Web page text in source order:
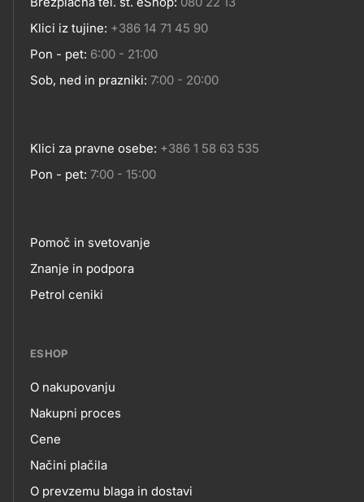
Kontakt
Klici iz tujine: +386 14 71 45 90
Pon - pet: 6:00 - 21:00
Sob, ned in prazniki: 7:00 - 20:00
Klici za pravne osebe: +386 1 58 63 535
Pon - pet: 7:00 - 15:00
Footer
links
Pomoč in svetovanje
Znanje in podpora
Petrol ceniki
ESHOP
eshop
O nakupovanju
Nakupni proces
Cene
Načini plačila
O prevzemu blaga in dostavi